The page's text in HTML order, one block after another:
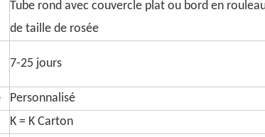
Tube rond avec couvercle plat ou bord en
de taille de rosée
7-25 jours
Personnalisé
K = K Carton